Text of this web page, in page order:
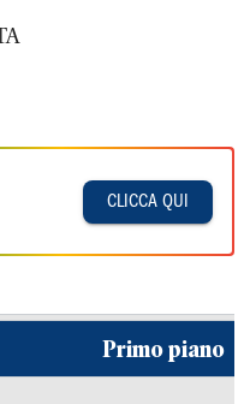
CLICCA QUI
Primo piano